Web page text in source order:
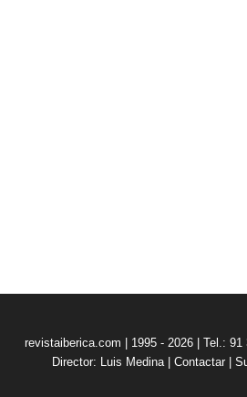
revistaiberica.com | 1995 - 2026 | Tel.:
Director: Luis Medina | Contactar |